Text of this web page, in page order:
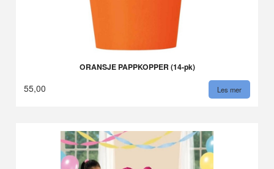
ORANSJE PAPPKOPPER (14-pk)
55,00 Les mer